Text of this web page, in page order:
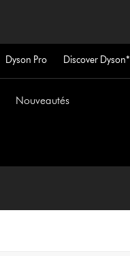
Dyson Pro Discover Dyson*
Nouveautés